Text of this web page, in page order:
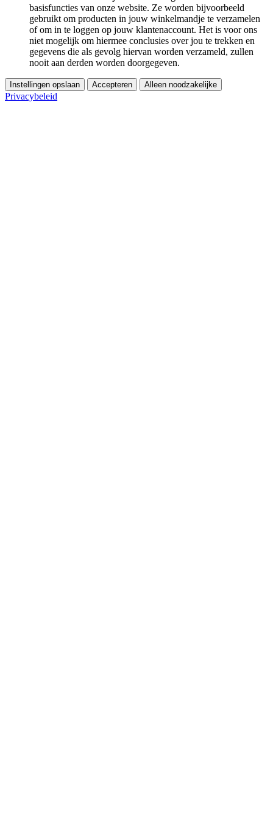
basisfuncties van onze website. Ze worden bijvoorbeeld
gebruikt om producten in jouw winkelmandje te verzamelen
of om in te loggen op jouw klantenaccount. Het is voor ons
niet mogelijk om hiermee conclusies over jou te trekken en
gegevens die als gevolg hiervan worden verzameld, zullen
nooit aan derden worden doorgegeven.
Instellingen opslaan Accepteren Alleen noodzakelijke
Privacybeleid